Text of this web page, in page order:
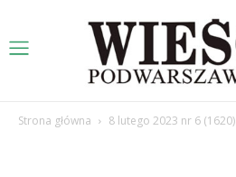
Strona główna 8 lutego 2023 nr 6 (1620)